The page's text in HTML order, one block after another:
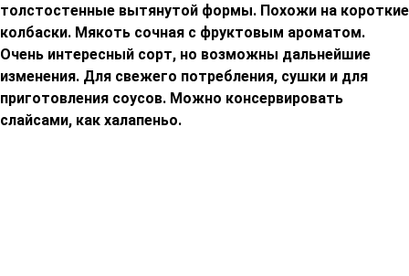
толстостенные вытянутой формы. Похожи на короткие
колбаски. Мякоть сочная с фруктовым ароматом.
Очень интересный сорт, но возможны дальнейшие
изменения. Для свежего потребления, сушки и для
приготовления соусов. Можно консервировать
слайсами, как халапеньо.